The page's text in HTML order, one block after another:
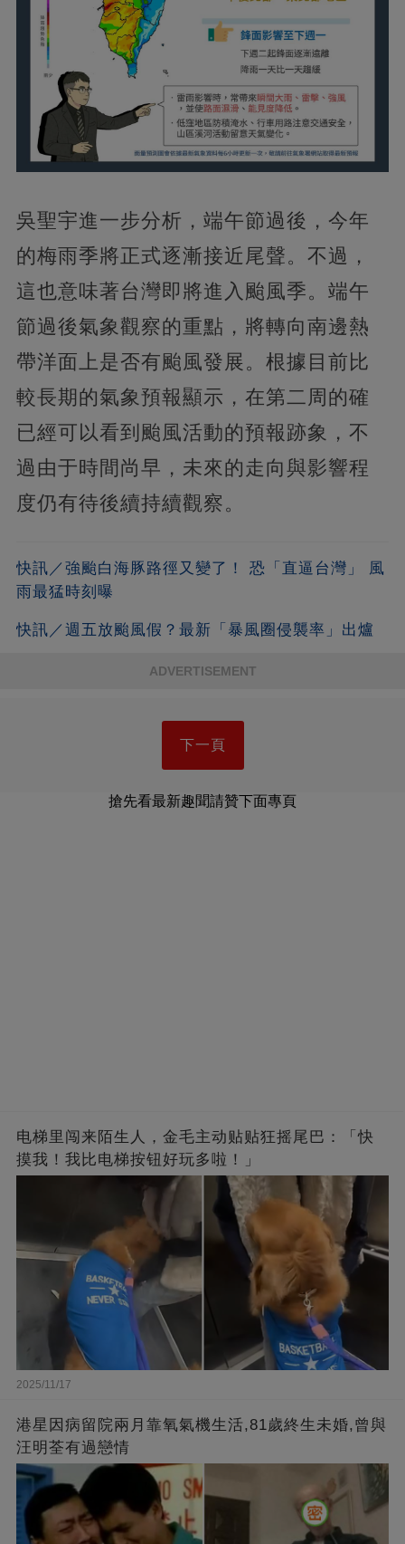
吳聖宇進一步分析，端午節過後，今年
的梅雨季將正式逐漸接近尾聲。不過，
這也意味著台灣即將進入颱風季。端午
節過後氣象觀察的重點，將轉向南邊熱
帶洋面上是否有颱風發展。根據目前比
較長期的氣象預報顯示，在第二周的確
已經可以看到颱風活動的預報跡象，不
過由于時間尚早，未來的走向與影響程
度仍有待後續持續觀察。
快訊／強颱白海豚路徑又變了！ 恐「直逼台灣」 風
雨最猛時刻曝
快訊／週五放颱風假？最新「暴風圈侵襲率」出爐
ADVERTISEMENT
下一頁
搶先看最新趣聞請贊下面專頁
电梯里闯来陌生人，金毛主动贴贴狂摇尾巴：「快
摸我！我比电梯按钮好玩多啦！」
2025/11/17
港星因病留院兩月靠氧氣機生活,81歲終生未婚,曾與
汪明荃有過戀情